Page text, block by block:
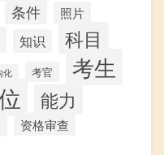
条件 照片
知识 科目
化 考官 考生
能力
资格审查